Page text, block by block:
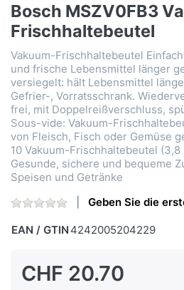
Bosch MSZV0FB3
Frischhaltebeutel
Vakuum-Frischhaltebeutel
und frische Lebensmittel länger
versiegelt: hält Lebensmittel
Gefrier-, Vorratsschrank.
frei, mit Doppelreißverschluss,
Sous-vide: Vakuum-
von Fleisch, Fisch oder Gemüse
10 Vakuum-Frischhaltebeutel
Gesunde, sichere und bequeme
Speisen und Getränke
Geben Sie die
EAN / GTIN 4242005204229
CHF 20.70